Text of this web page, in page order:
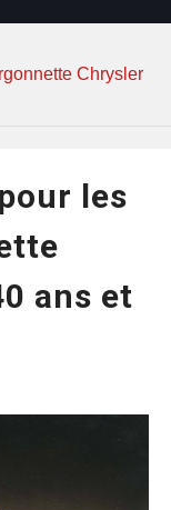
Chrysler
les
ans et